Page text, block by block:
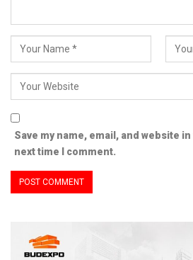
Save my name, email, and website
next time I comment.